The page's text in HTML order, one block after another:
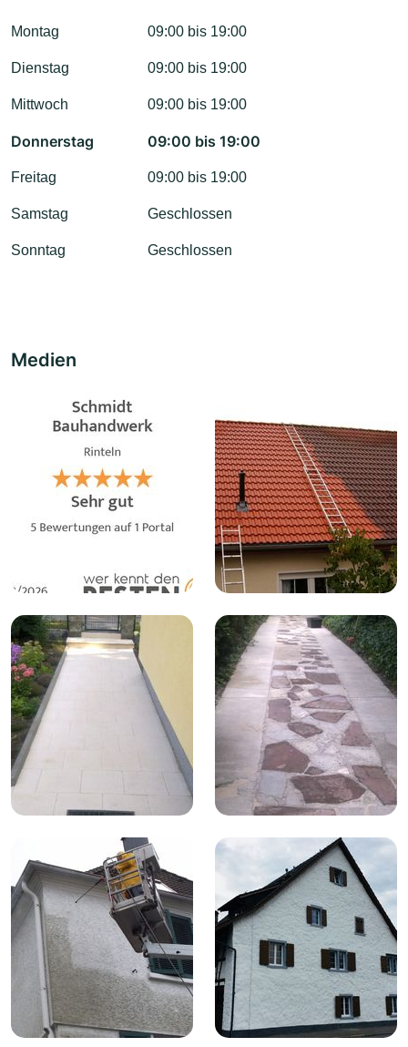
Montag 09:00 bis 19:00
Dienstag 09:00 bis 19:00
Mittwoch 09:00 bis 19:00
Donnerstag 09:00 bis 19:00
Freitag 09:00 bis 19:00
Samstag Geschlossen
Sonntag Geschlossen
Medien